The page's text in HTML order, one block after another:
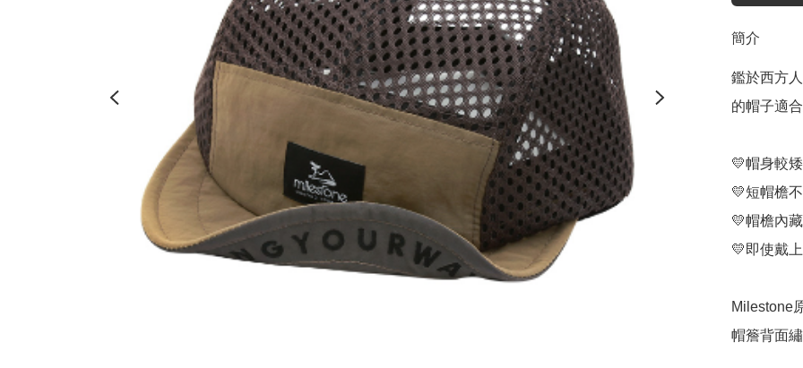
簡介
鑑於西方
的帽子適
💛帽身較
💛短帽檐
💛帽檐內
💛即使戴
Milestone
帽簷背面